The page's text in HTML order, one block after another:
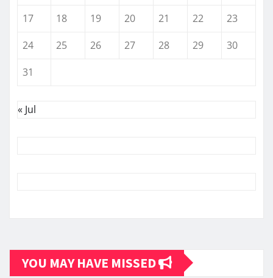
17
18 19 20 21 22
23
24
25 26 27 28 29
30
31
« Jul
YOU MAY HAVE MISSED